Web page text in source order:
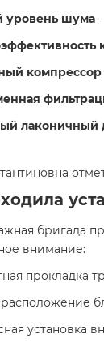
уровень шума
компрессор
лаконичный
бригада
внимание:
прокладка
расположение
установка